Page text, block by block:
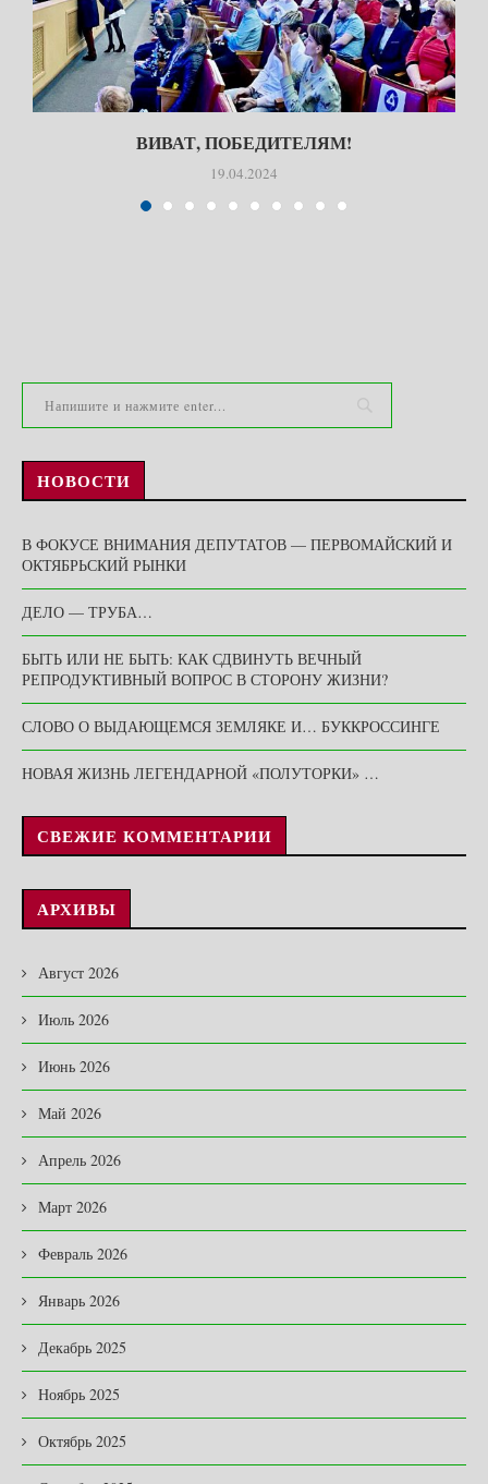
ВИВАТ, ПОБЕДИТЕЛЯМ!
19.04.2024
НОВОСТИ
В ФОКУСЕ ВНИМАНИЯ ДЕПУТАТОВ — ПЕРВОМАЙСКИЙ И
ОКТЯБРЬСКИЙ РЫНКИ
ДЕЛО — ТРУБА…
БЫТЬ ИЛИ НЕ БЫТЬ: КАК СДВИНУТЬ ВЕЧНЫЙ
РЕПРОДУКТИВНЫЙ ВОПРОС В СТОРОНУ ЖИЗНИ?
СЛОВО О ВЫДАЮЩЕМСЯ ЗЕМЛЯКЕ И… БУККРОССИНГЕ
НОВАЯ ЖИЗНЬ ЛЕГЕНДАРНОЙ «ПОЛУТОРКИ» …
СВЕЖИЕ КОММЕНТАРИИ
АРХИВЫ
Август 2026
Июль 2026
Июнь 2026
Май 2026
Апрель 2026
Март 2026
Февраль 2026
Январь 2026
Декабрь 2025
Ноябрь 2025
Октябрь 2025